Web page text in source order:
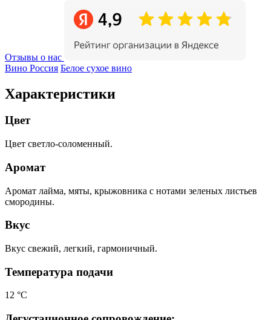
Отзывы о нас
Вино Россия Белое сухое вино
Характеристики
Цвет
Цвет светло-соломенный.
Аромат
Аромат лайма, мяты, крыжовника с нотами зеленых листьев
смородины.
Вкус
Вкус свежий, легкий, гармоничный.
Температура подачи
12 °С